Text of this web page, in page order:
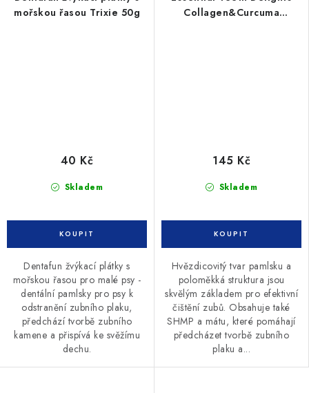
mořskou řasou Trixie 50g
Skladem
40 Kč
Dentafun žvýkací plátky s
mořskou řasou pro malé psy -
dentální pamlsky pro psy k
odstranění zubního plaku,
předchází tvorbě zubního
kamene a přispívá ke svěžímu
dechu.
Collagen&Curcuma
Skladem
145 Kč
Hvězdicovitý tvar pamlsku a
poloměkká struktura jsou
skvělým základem pro efektivní
čištění zubů. Obsahuje také
SHMP a mátu, které pomáhají
předcházet tvorbě zubního
plaku a...